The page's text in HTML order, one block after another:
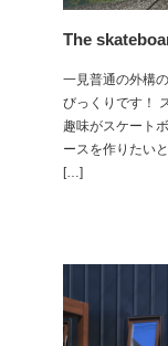
The
一見普通の外構
びっくりです！
趣味がスケート
ースを作りたい
[…]